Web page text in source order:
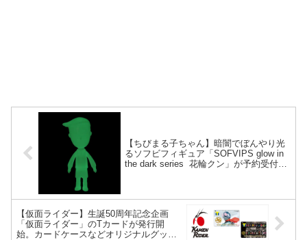
【ちびまる子ちゃん】暗闇でぼんやり光
るソフビフィギュア「SOFVIPS glow in
the dark series 花輪クン」が予約受付開
【仮面ライダー】生誕50周年記念企画
「仮面ライダー」のTカードが発行開
始。カードケースなどオリジナルグッズ